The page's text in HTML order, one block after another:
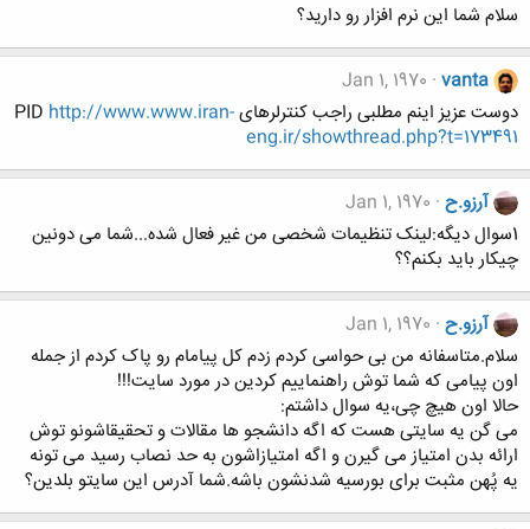
سلام شما این نرم افزار رو دارید؟
vanta
Jan 1, 1970
دوست عزیز اینم مطلبی راجب کنترلرهای PIDhttp://www.www.iran-
eng.ir/showthread.php?t=173491
آرزو.ح Jan 1, 1970
1سوال دیگه:لینک تنظیمات شخصی من غیر فعال شده...شما می دونین
چیکار باید بکنم؟؟
آرزو.ح Jan 1, 1970
سلام.متاسفانه من بی حواسی کردم زدم کل پیامام رو پاک کردم از جمله
اون پیامی که شما توش راهنماییم کردین در مورد سایت!!!
حالا اون هیچ چی،یه سوال داشتم:
می گن یه سایتی هست که اگه دانشجو ها مقالات و تحقیقاشونو توش
ارائه بدن امتیاز می گیرن و اگه امتیازاشون به حد نصاب رسید می تونه
یه پُهن مثبت برای بورسیه شدنشون باشه.شما آدرس این سایتو بلدین؟